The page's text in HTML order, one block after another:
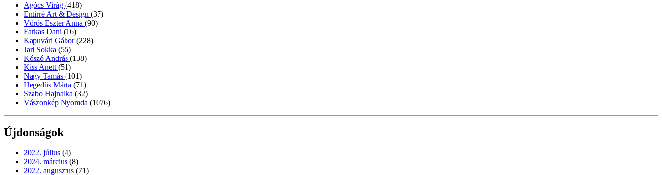
Agócs Virág (418)
Entirrè Art & Design (37)
Vörös Eszter Anna (90)
Farkas Dani (16)
Kapuvári Gábor(228)
Jari Sokka (55)
Kószó András (138)
Kiss Anett (51)
Nagy Tamás (101)
Hegedűs Márta (71)
Szabo Hajnalka (32)
Vászonkép Nyomda (1076)
Újdonságok
2022. július (4)
2024. március (8)
2022. augusztus (71)